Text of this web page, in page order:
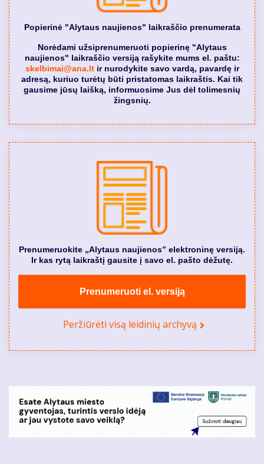
Popierinė "Alytaus naujienos" laikraščio prenumerata
Norėdami užsiprenumeruoti popierinę "Alytaus
naujienos" laikraščio versiją rašykite mums el. paštu:
skelbimai@ana.ltir nurodykite savo vardą, pavardę ir
adresą, kuriuo turėtų būti pristatomas laikraštis. Kai tik
gausime jūsų laišką, informuosime Jus dėl tolimesnių
žingsnių.
Prenumeruokite „Alytaus naujienos” elektroninę versiją.
Ir kas rytą laikraštį gausite į savo el. pašto dėžutę.
Prenumeruoti el. versiją
Peržiūrėti visą leidinių archyvą